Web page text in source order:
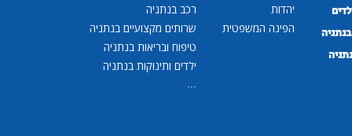
יהדות
הפינה המשפטית
רכב בנתניה
שרותים מקצועיים בנתניה
טיפוח ובריאות בנתניה
ילדים ותינוקות בנתניה